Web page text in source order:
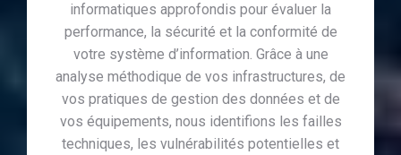
informatiques approfondis pour évaluer la
performance, la sécurité et la conformité de
votre système d’information. Grâce à une
analyse méthodique de vos infrastructures, de
vos pratiques de gestion des données et de
vos équipements, nous identifions les failles
techniques, les vulnérabilités potentielles et